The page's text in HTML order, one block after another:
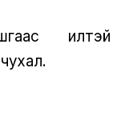
илүүтэй